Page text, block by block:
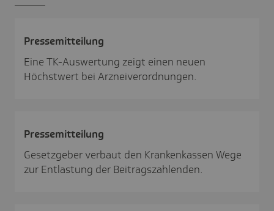
Pres­se­mit­tei­lung
Eine TK-Auswertung zeigt einen neuen
Höchstwert bei Arzneiverordnungen.
Pres­se­mit­tei­lung
Gesetzgeber verbaut den Krankenkassen Wege
zur Entlastung der Beitragszahlenden.